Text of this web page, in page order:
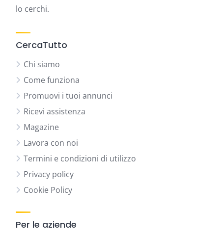
lo cerchi.
CercaTutto
Chi siamo
Come funziona
Promuovi i tuoi annunci
Ricevi assistenza
Magazine
Lavora con noi
Termini e condizioni di utilizzo
Privacy policy
Cookie Policy
Per le aziende